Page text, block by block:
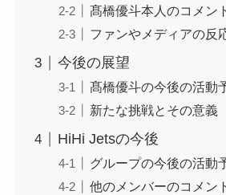
髙橋優斗本人のコメン
ファンやメディアの反
今後の展望
髙橋優斗の今後の活動
新たな挑戦とその意義
HiHi Jetsの今後
グループの今後の活動
他のメンバーのコメン